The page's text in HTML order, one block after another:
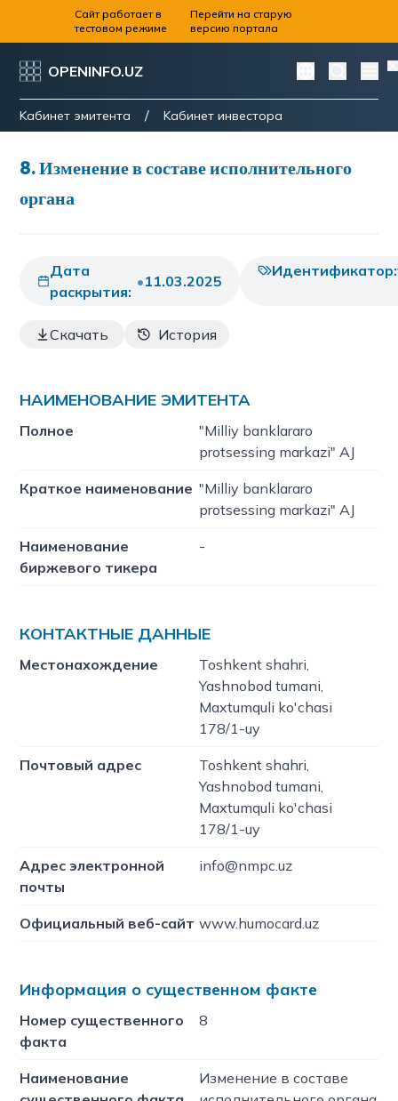
Сайт работает в
тестовом режиме
Перейти на старую
версию портала
OPENINFO.UZ
Kабинет эмитента / Kабинет инвестора
8.Изменение в составе исполнительного
органа
Дата
раскрытия:
•11.03.2025
Идентификатор:
Скачать История
НАИМЕНОВАНИЕ ЭМИТЕНТА
Полное
"Milliy banklararo
protsessing markazi" AJ
Краткое наименование "Milliy banklararo
protsessing markazi" AJ
Наименование
биржевого тикера
-
КОНТАКТНЫЕ ДАННЫЕ
Местонахождение
Toshkent shahri,
Yashnobod tumani,
Maxtumquli ko'chasi
178/1-uy
Почтовый адрес
Toshkent shahri,
Yashnobod tumani,
Maxtumquli ko'chasi
178/1-uy
Адрес электронной
почты
info@nmpc.uz
Официальный веб-сайт www.humocard.uz
Информация о существенном факте
Номер существенного
факта
8
Наименование
Изменение в составе